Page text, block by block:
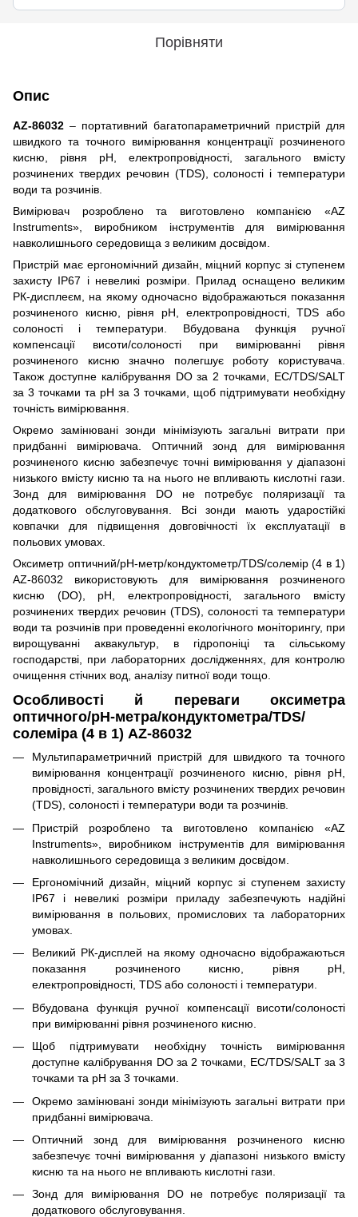
Порівняти
Опис
AZ-86032 – портативний багатопараметричний пристрій для
швидкого та точного вимірювання концентрації розчиненого
кисню, рівня рН, електропровідності, загального вмісту
розчинених твердих речовин (TDS), солоності і температури
води та розчинів.
Вимірювач розроблено та виготовлено компанією «AZ
Instruments», виробником інструментів для вимірювання
навколишнього середовища з великим досвідом.
Пристрій має ергономічний дизайн, міцний корпус зі ступенем
захисту IP67 і невеликі розміри. Прилад оснащено великим
РК-дисплеєм, на якому одночасно відображаються показання
розчиненого кисню, рівня pH, електропровідності, TDS або
солоності і температури. Вбудована функція ручної
компенсації висоти/солоності при вимірюванні рівня
розчиненого кисню значно полегшує роботу користувача.
Також доступне калібрування DO за 2 точками, EC/TDS/SALT
за 3 точками та рН за 3 точками, щоб підтримувати необхідну
точність вимірювання.
Окремо замінювані зонди мінімізують загальні витрати при
придбанні вимірювача. Оптичний зонд для вимірювання
розчиненого кисню забезпечує точні вимірювання у діапазоні
низького вмісту кисню та на нього не впливають кислотні гази.
Зонд для вимірювання DO не потребує поляризації та
додаткового обслуговування. Всі зонди мають ударостійкі
ковпачки для підвищення довговічності їх експлуатації в
польових умовах.
Оксиметр оптичний/рН-метр/кондуктометр/TDS/солемір (4 в 1)
AZ-86032 використовують для вимірювання розчиненого
кисню (DO), pH, електропровідності, загального вмісту
розчинених твердих речовин (TDS), солоності та температури
води та розчинів при проведенні екологічного моніторингу, при
вирощуванні аквакультур, в гідропоніці та сільському
господарстві, при лабораторних дослідженнях, для контролю
очищення стічних вод, аналізу питної води тощо.
Особливості й переваги оксиметра
оптичного/рН-метра/кондуктометра/TDS/
солеміра (4 в 1) AZ-86032
Мультипараметричний пристрій для швидкого та точного
вимірювання концентрації розчиненого кисню, рівня рН,
провідності, загального вмісту розчинених твердих речовин
(TDS), солоності і температури води та розчинів.
Пристрій розроблено та виготовлено компанією «AZ
Instruments», виробником інструментів для вимірювання
навколишнього середовища з великим досвідом.
Ергономічний дизайн, міцний корпус зі ступенем захисту
IP67 і невеликі розміри приладу забезпечують надійні
вимірювання в польових, промислових та лабораторних
умовах.
Великий РК-дисплей на якому одночасно відображаються
показання розчиненого кисню, рівня pH,
електропровідності, TDS або солоності і температури.
Вбудована функція ручної компенсації висоти/солоності
при вимірюванні рівня розчиненого кисню.
Щоб підтримувати необхідну точність вимірювання
доступне калібрування DO за 2 точками, EC/TDS/SALT за 3
точками та рН за 3 точками.
Окремо замінювані зонди мінімізують загальні витрати при
придбанні вимірювача.
Оптичний зонд для вимірювання розчиненого кисню
забезпечує точні вимірювання у діапазоні низького вмісту
кисню та на нього не впливають кислотні гази.
Зонд для вимірювання DO не потребує поляризації та
додаткового обслуговування.